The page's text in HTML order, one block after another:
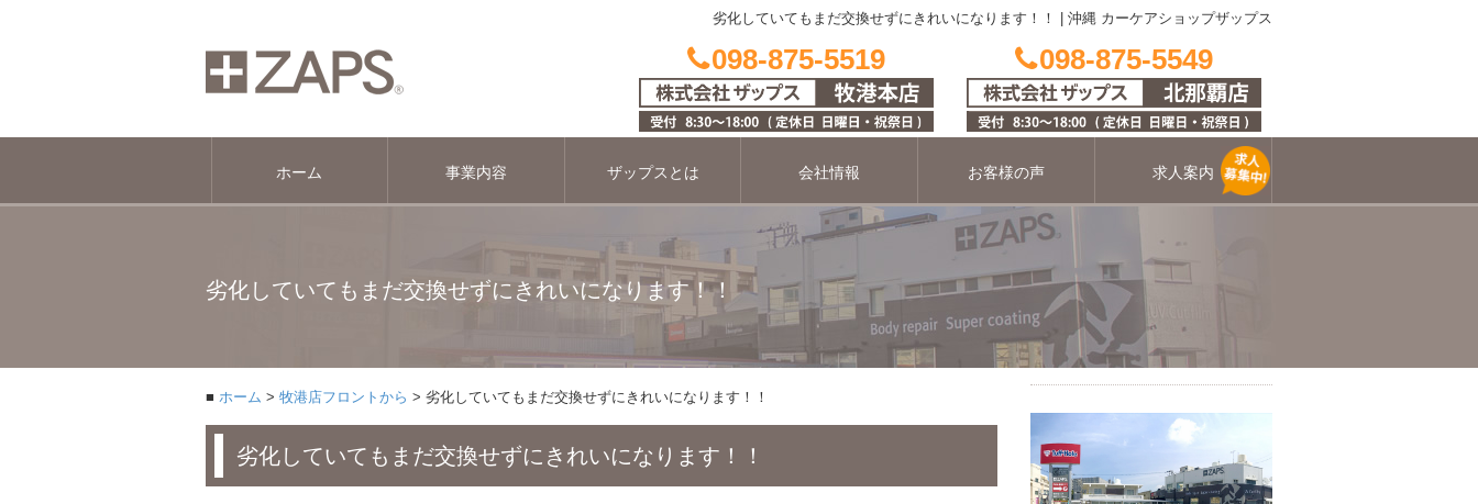
劣化していてもまだ交換せずにきれいになります！！ 沖縄 カーケアショップザップス
098-875-5519 098-875-5549
ホーム 事業内容 ザップスとは 会社情報 お客様の声 求人案内
劣化していてもまだ交換せずにきれいになります！！
ホーム 牧港店フロントから 劣化していてもまだ交換せずにきれいになります！！
劣化していてもまだ交換せずにきれいになります！！